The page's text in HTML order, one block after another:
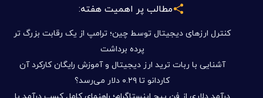
مطالب پر اهمیت هفته:
کنترل ارزهای دیجیتال توسط چین؛ ترامپ از یک رقابت بزرگ تر
پرده برداشت
آشنایی با ربات ترید ارز دیجیتال و آموزش رایگان کارکرد آن
کاردانو تا ۰.۲۹ دلار می‌رسد؟